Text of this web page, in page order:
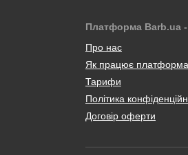
Платформа Barb.ua -
Про нас
Як працює платформа
Тарифи
Політика
Договір оферти